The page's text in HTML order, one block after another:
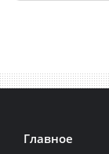
Главное